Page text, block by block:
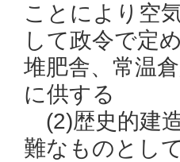
ことにより空
して政令で定
堆肥舎、常温
に供する
(2)歴史的建
難なものとし